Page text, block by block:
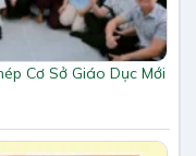
Cơ Sở Giáo Dục Mới